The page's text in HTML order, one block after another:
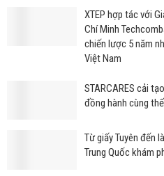
XTEP hợp tác với
Chí Minh
chiến lược 5 năm
Việt Nam
STARCARES cải
đồng hành cùng
Từ giấy Tuyên đến
Trung Quốc khám